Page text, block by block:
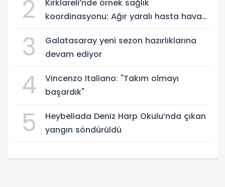
2
Kırklareli’nde örnek sağlık
koordinasyonu: Ağır yaralı hasta hava
3
Galatasaray yeni sezon hazırlıklarına
devam ediyor
4
Vincenzo Italiano: "Takım olmayı
başardık"
5
Heybeliada Deniz Harp Okulu’nda çıkan
yangın söndürüldü